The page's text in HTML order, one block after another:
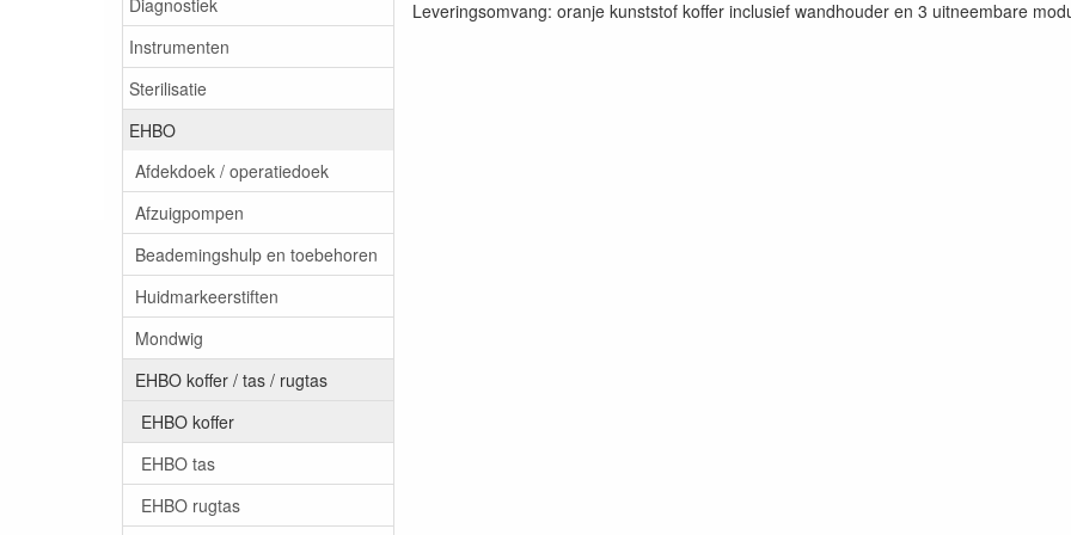
Diagnostiek
Instrumenten
Sterilisatie
EHBO
Afdekdoek / operatiedoek
Afzuigpompen
Beademingshulp en toebehoren
Huidmarkeerstiften
Mondwig
EHBO koffer / tas / rugtas
EHBO koffer
EHBO tas
EHBO rugtas
Leveringsomvang: oranje kunststof koffer inclusief wandhouder en 3 uitneembare